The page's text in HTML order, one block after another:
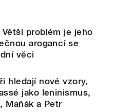
problém je jeho
arogancí se
věci
hledají nové vzory,
jako leninismus,
Maňák a Petr